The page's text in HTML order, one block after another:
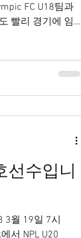
FC U18팀과
빨리 경기에 임
선수입니
3월 19일 7시
서 NPL U20